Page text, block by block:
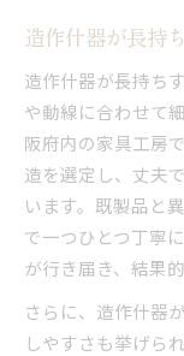
造作什器が長持
造作什器が長持ち
や動線に合わせて
阪府内の家具工房
造を選定し、丈夫
います。既製品と
で一つひとつ丁寧
が行き届き、結果
さらに、造作什器
しやすさも挙げら